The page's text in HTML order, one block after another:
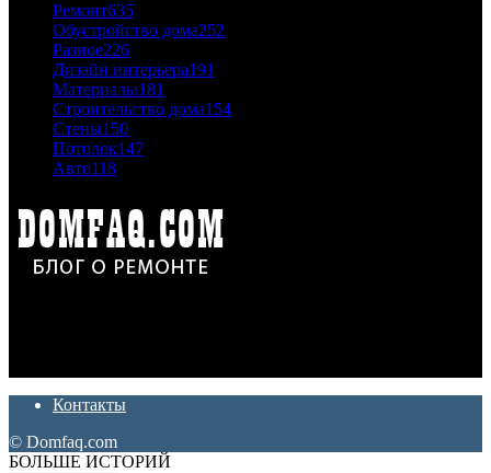
Ремонт635
Обустройство дома252
Разное226
Дизайн интерьера191
Материалы181
Строительство дома154
Стены150
Потолок147
Авто118
Контакты
© Domfaq.com
БОЛЬШЕ ИСТОРИЙ